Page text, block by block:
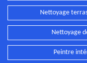
Nettoyage
Nettoyage
Peintre